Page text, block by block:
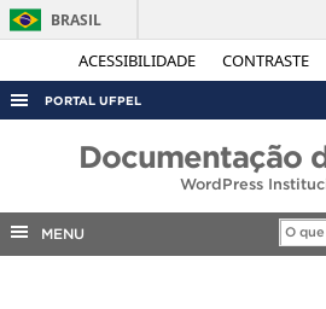
ACESSIBILIDADE CONTRASTE
BRASIL
PORTAL UFPEL
Documentação
WordPress
MENU